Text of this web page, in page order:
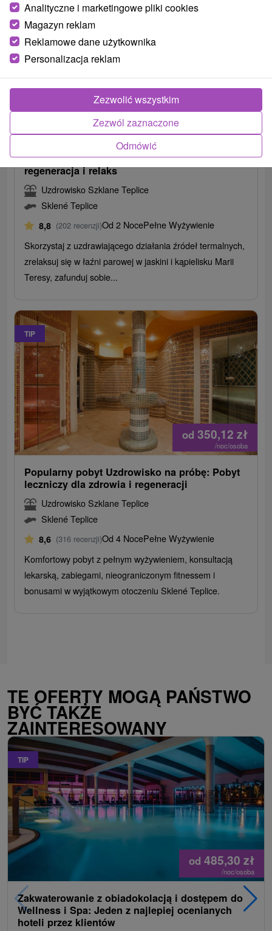
/noc/osoba
Weekendowy pobyt leczniczy: Zasłużona
regeneracja i relaks
Uzdrowisko Szklane Teplice
Sklené Teplice
8,8 (202 recenzji)Od 2 NocePełne Wyżywienie
Skorzystaj z uzdrawiającego działania źródeł termalnych,
zrelaksuj się w łaźni parowej w jaskini i kąpielisku Marii
Teresy, zafunduj sobie...
TIP
od 350,12 zł
/noc/osoba
Popularny pobyt Uzdrowisko na próbę: Pobyt
leczniczy dla zdrowia i regeneracji
Uzdrowisko Szklane Teplice
Sklené Teplice
8,6 (316 recenzji)Od 4 NocePełne Wyżywienie
Komfortowy pobyt z pełnym wyżywieniem, konsultacją
lekarską, zabiegami, nieograniczonym fitnessem i
bonusami w wyjątkowym otoczeniu Sklené Teplice.
TE OFERTY MOGĄ PAŃSTWO
BYĆ TAKŻE
ZAINTERESOWANY
TIP
od 485,30 zł
/noc/osoba
Zakwaterowanie z obiadokolacją i dostępem do
Wellness i Spa: Jeden z najlepiej ocenianych
hoteli przez klientów
Analityczne i marketingowe pliki cookies
Magazyn reklam
Reklamowe dane użytkownika
Personalizacja reklam
Odmówić
Zezwól zaznaczone
Zezwolić wszystkim